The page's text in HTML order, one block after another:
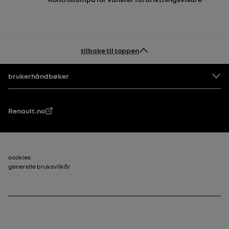
tilbake til toppen
Bunntekst
brukerhåndbøker
Renault.no
Bunntekst_2
cookies
generelle bruksvilkår